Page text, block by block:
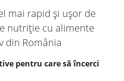
mai rapid și ușor de
nutriție cu alimente
din România
pentru care să încerci